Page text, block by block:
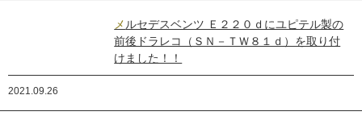
メルセデスベンツ Ｅ２２０ｄにユピテル製の
前後ドラレコ（ＳＮ－ＴＷ８１ｄ）を取り付
けました！！
2021.09.26